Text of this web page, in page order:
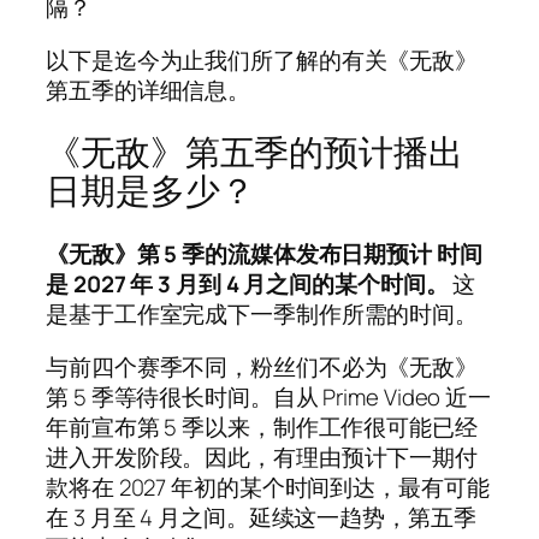
隔？
以下是迄今为止我们所了解的有关《无敌》
第五季的详细信息。
《无敌》第五季的预计播出
日期是多少？
《无敌》第 5 季的流媒体发布日期预计时间
是 2027 年 3 月到 4 月之间的某个时间。 这
是基于工作室完成下一季制作所需的时间。
与前四个赛季不同，粉丝们不必为《无敌》
第 5 季等待很长时间。自从 Prime Video 近一
年前宣布第 5 季以来，制作工作很可能已经
进入开发阶段。因此，有理由预计下一期付
款将在 2027 年初的某个时间到达，最有可能
在 3 月至 4 月之间。延续这一趋势，第五季